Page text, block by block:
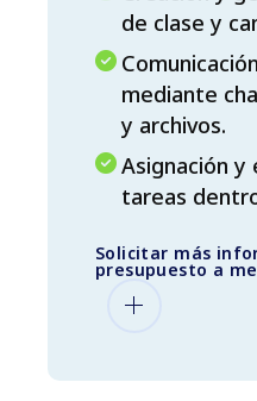
de clase y
mediante
y archivos.
Asignación y
tareas
Solicitar más
presupuesto a